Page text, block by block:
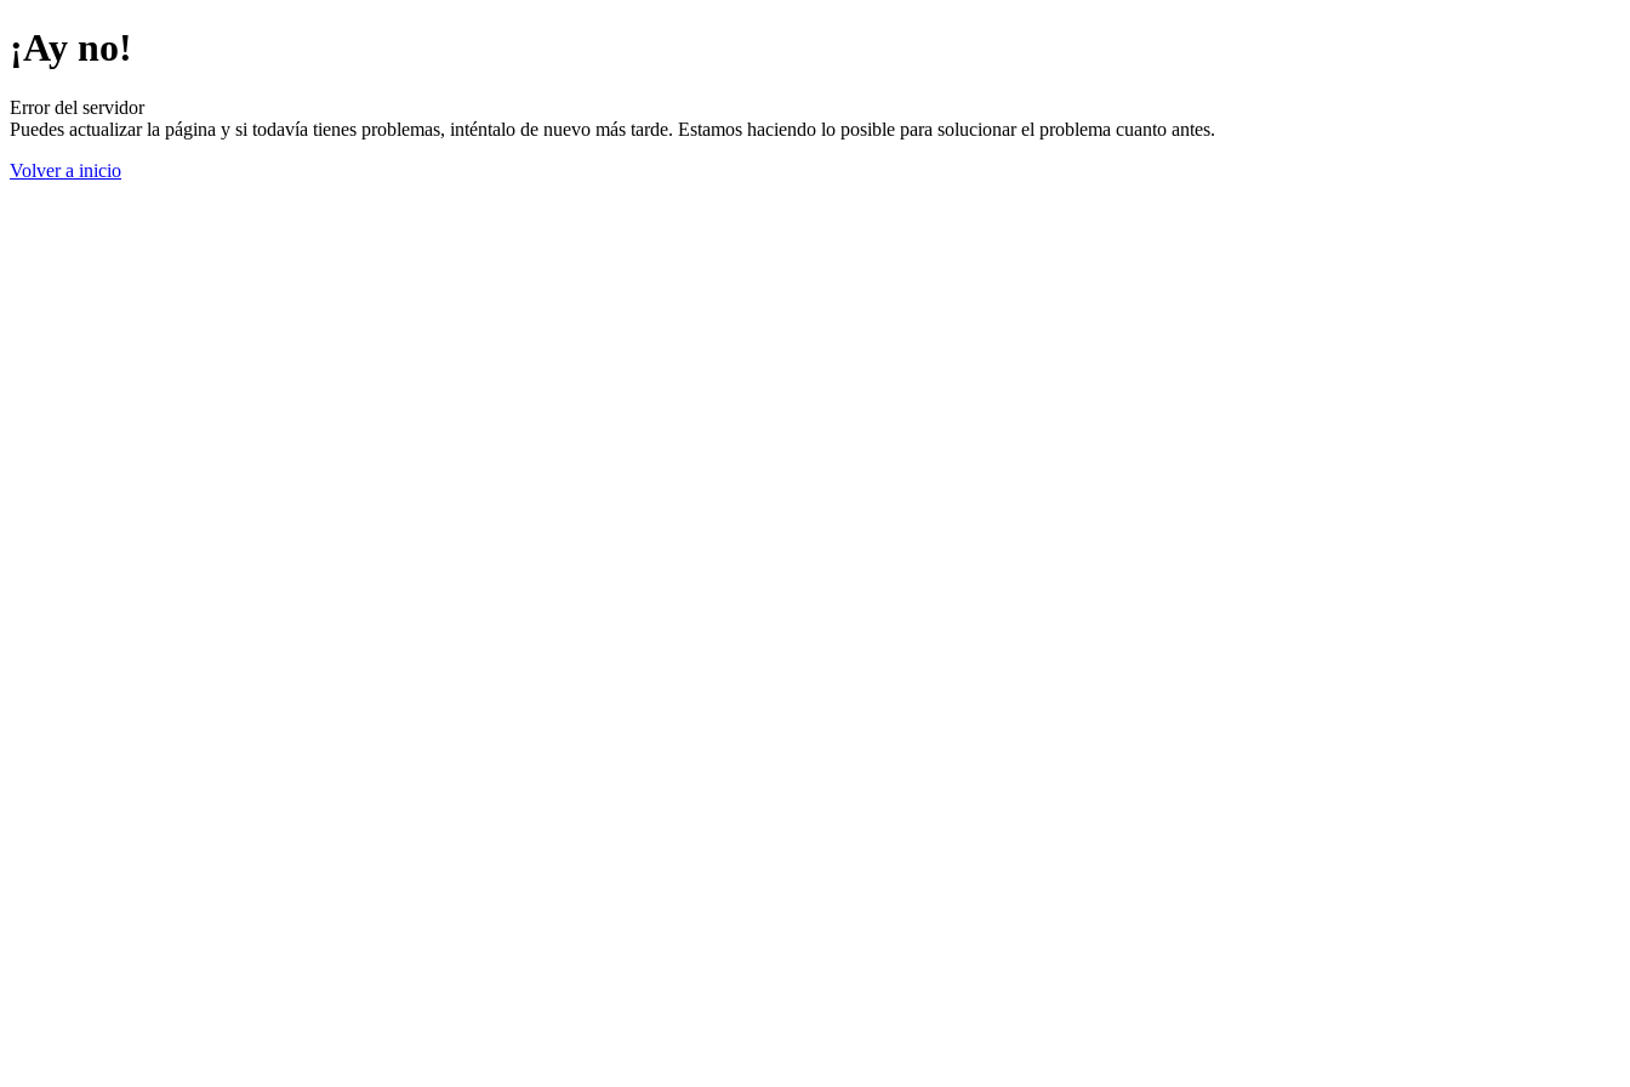
¡Ay no!
Error del servidor
Puedes actualizar la página y si todavía tienes problemas, inténtalo de nuevo más tarde. Estamos haciendo lo posible para solucionar el problema cuanto antes.
Volver a inicio